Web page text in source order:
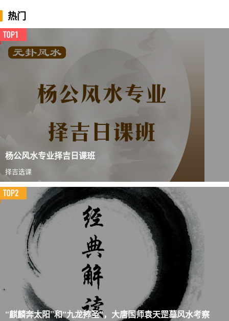
热门
杨公风水专业择吉日课班
择吉选课
“麒麟奔太阳”和“九龙捧圣”，大唐国师袁天罡墓风水考察